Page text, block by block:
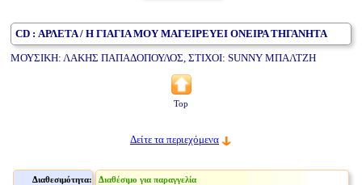
CD : ΑΡΛΕΤΑ / Η ΓΙΑΓΙΑ ΜΟΥ ΜΑΓΕΙΡΕΥΕΙ ΟΝΕΙΡΑ ΤΗΓΑΝΗΤΑ
ΜΟΥΣΙΚΗ: ΛΑΚΗΣ ΠΑΠΑΔΟΠΟΥΛΟΣ, ΣΤΙΧΟΙ: SUNNY ΜΠΑΛΤΖΗ
Top
Δείτε τα περιεχόμενα
Διαθεσιμότητα: Διαθέσιμο για παραγγελία